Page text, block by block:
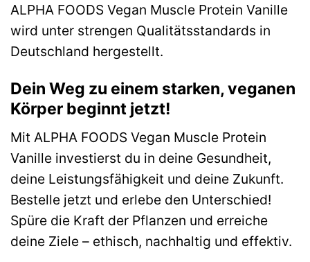
ALPHA FOODS Vegan Muscle Protein Vanille
wird unter strengen Qualitätsstandards in
Deutschland hergestellt.
Dein Weg zu einem starken, veganen
Körper beginnt jetzt!
Mit ALPHA FOODS Vegan Muscle Protein
Vanille investierst du in deine Gesundheit,
deine Leistungsfähigkeit und deine Zukunft.
Bestelle jetzt und erlebe den Unterschied!
Spüre die Kraft der Pflanzen und erreiche
deine Ziele – ethisch, nachhaltig und effektiv.